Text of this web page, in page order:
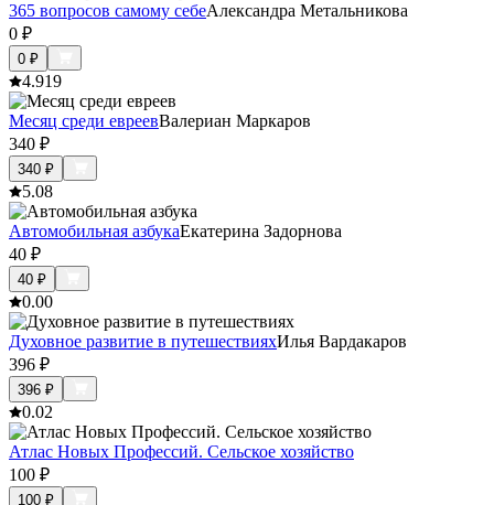
365 вопросов самому себеАлександра Метальникова
0 ₽
0 ₽
4.919
Месяц среди евреевВалериан Маркаров
340 ₽
340 ₽
5.08
Автомобильная азбукаЕкатерина Задорнова
40 ₽
40 ₽
0.00
Духовное развитие в путешествияхИлья Вардакаров
396 ₽
396 ₽
0.02
Атлас Новых Профессий. Сельское хозяйство
100 ₽
100 ₽